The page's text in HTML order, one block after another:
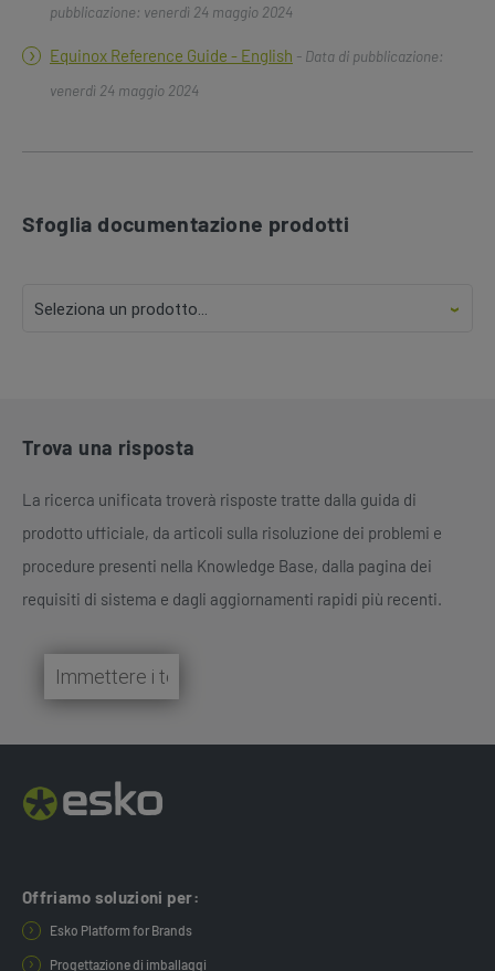
pubblicazione: venerdì 24 maggio 2024
Equinox Reference Guide - English - Data di pubblicazione:
venerdì 24 maggio 2024
Sfoglia documentazione prodotti
Trova una risposta
La ricerca unificata troverà risposte tratte dalla guida di
prodotto ufficiale, da articoli sulla risoluzione dei problemi e
procedure presenti nella Knowledge Base, dalla pagina dei
requisiti di sistema e dagli aggiornamenti rapidi più recenti.
Offriamo soluzioni per:
Esko Platform for Brands
Progettazione di imballaggi